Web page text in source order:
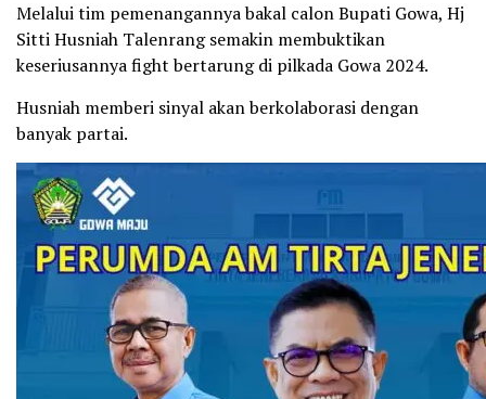
Melalui tim pemenangannya bakal calon Bupati Gowa, Hj
Sitti Husniah Talenrang semakin membuktikan
keseriusannya fight bertarung di pilkada Gowa 2024.
Husniah memberi sinyal akan berkolaborasi dengan
banyak partai.